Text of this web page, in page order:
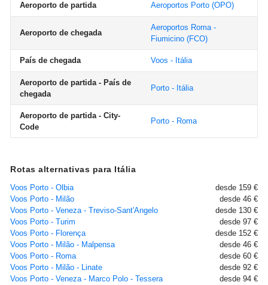
Aeroporto de partida Aeroportos Porto (OPO)
Aeroporto de chegada
Aeroportos Roma -
Fiumicino (FCO)
País de chegada Voos - Itália
Aeroporto de partida - País de
chegada
Porto - Itália
Aeroporto de partida - City-
Code
Porto - Roma
Rotas alternativas para Itália
Voos Porto - Olbia
desde 159 €
Voos Porto - Milão
desde 46 €
Voos Porto - Veneza - Treviso-Sant'Angelo
desde 130 €
Voos Porto - Turim
desde 97 €
Voos Porto - Florença
desde 152 €
Voos Porto - Milão - Malpensa
desde 46 €
Voos Porto - Roma
desde 60 €
Voos Porto - Milão - Linate
desde 92 €
Voos Porto - Veneza - Marco Polo - Tessera
desde 94 €